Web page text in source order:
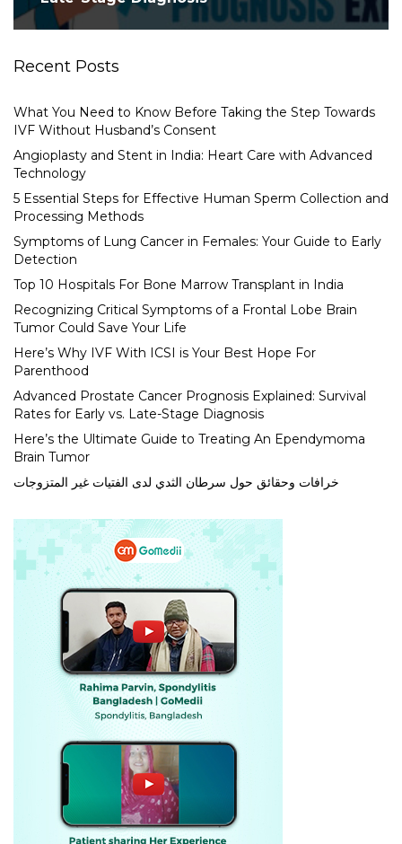
Recent Posts
What You Need to Know Before Taking the Step Towards
IVF Without Husband’s Consent
Angioplasty and Stent in India: Heart Care with Advanced
Technology
5 Essential Steps for Effective Human Sperm Collection and
Processing Methods
Symptoms of Lung Cancer in Females: Your Guide to Early
Detection
Top 10 Hospitals For Bone Marrow Transplant in India
Recognizing Critical Symptoms of a Frontal Lobe Brain
Tumor Could Save Your Life
Here’s Why IVF With ICSI is Your Best Hope For
Parenthood
Advanced Prostate Cancer Prognosis Explained: Survival
Rates for Early vs. Late-Stage Diagnosis
Here’s the Ultimate Guide to Treating An Ependymoma
Brain Tumor
خرافات وحقائق حول سرطان الثدي لدى الفتيات غير المتزوجات